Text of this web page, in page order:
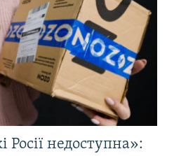
Росії недоступна»: